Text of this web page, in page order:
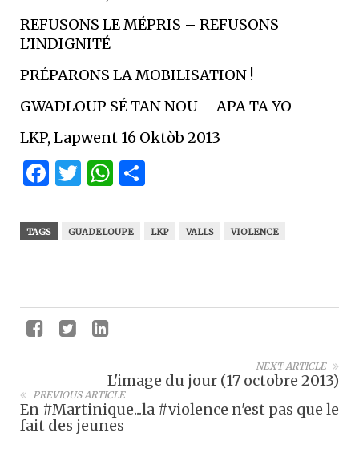
REFUSONS LE MÉPRIS – REFUSONS
L’INDIGNITÉ
PRÉPARONS LA MOBILISATION !
GWADLOUP SÉ TAN NOU – APA TA YO
LKP, Lapwent 16 Oktòb 2013
Facebook
Twitter
WhatsApp
TAGS GUADELOUPE LKP VALLS VIOLENCE
NEXT ARTICLE
L'image du jour (17 octobre 2013)
PREVIOUS ARTICLE
En #Martinique...la #violence n'est pas que le
fait des jeunes